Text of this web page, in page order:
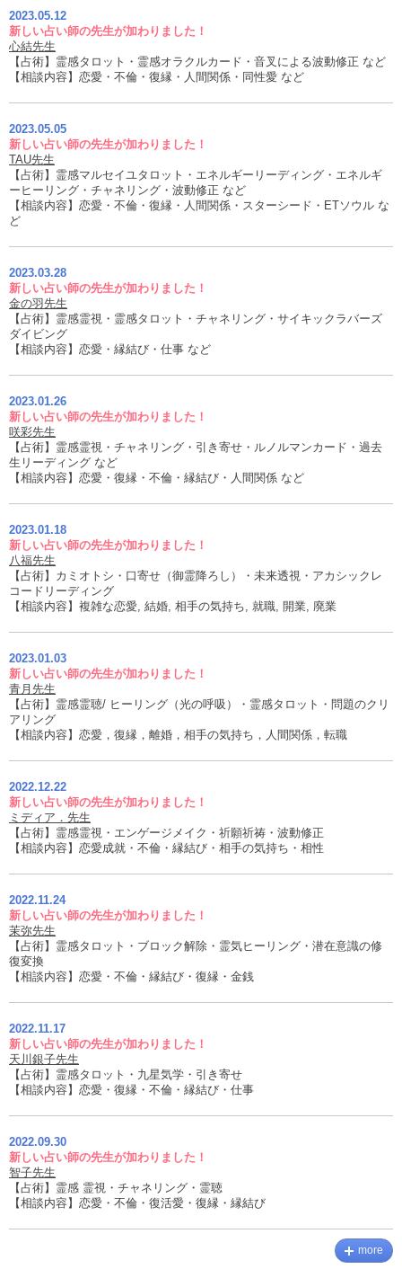
2023.05.12
新しい占い師の先生が加わりました！
心結先生
【占術】霊感タロット・霊感オラクルカード・音叉による波動修正 など
【相談内容】恋愛・不倫・復縁・人間関係・同性愛 など
2023.05.05
新しい占い師の先生が加わりました！
TAU先生
【占術】霊感マルセイユタロット・エネルギーリーディング・エネルギ
ーヒーリング・チャネリング・波動修正 など
【相談内容】恋愛・不倫・復縁・人間関係・スターシード・ETソウル な
ど
2023.03.28
新しい占い師の先生が加わりました！
金の羽先生
【占術】霊感霊視・霊感タロット・チャネリング・サイキックラバーズ
ダイビング
【相談内容】恋愛・縁結び・仕事 など
2023.01.26
新しい占い師の先生が加わりました！
咲彩先生
【占術】霊感霊視・チャネリング・引き寄せ・ルノルマンカード・過去
生リーディング など
【相談内容】恋愛・復縁・不倫・縁結び・人間関係 など
2023.01.18
新しい占い師の先生が加わりました！
八福先生
【占術】カミオトシ・口寄せ（御霊降ろし）・未来透視・アカシックレ
コードリーディング
【相談内容】複雑な恋愛, 結婚, 相手の気持ち, 就職, 開業, 廃業
2023.01.03
新しい占い師の先生が加わりました！
青月先生
【占術】霊感霊聴/ ヒーリング（光の呼吸）・霊感タロット・問題のクリ
アリング
【相談内容】恋愛，復縁，離婚，相手の気持ち，人間関係，転職
2022.12.22
新しい占い師の先生が加わりました！
ミディア．先生
【占術】霊感霊視・エンゲージメイク・祈願祈祷・波動修正
【相談内容】恋愛成就・不倫・縁結び・相手の気持ち・相性
2022.11.24
新しい占い師の先生が加わりました！
茉弥先生
【占術】霊感タロット・ブロック解除・霊気ヒーリング・潜在意識の修
復変換
【相談内容】恋愛・不倫・縁結び・復縁・金銭
2022.11.17
新しい占い師の先生が加わりました！
天川銀子先生
【占術】霊感タロット・九星気学・引き寄せ
【相談内容】恋愛・復縁・不倫・縁結び・仕事
2022.09.30
新しい占い師の先生が加わりました！
智子先生
【占術】霊感 霊視・チャネリング・霊聴
【相談内容】恋愛・不倫・復活愛・復縁・縁結び
more